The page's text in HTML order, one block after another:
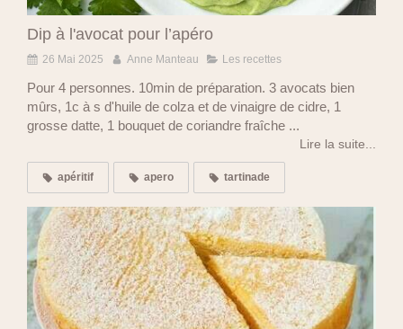
Dip à l'avocat pour l’apéro
26 Mai 2025 Anne Manteau Les recettes
Pour 4 personnes. 10min de préparation. 3 avocats bien
mûrs, 1c à s d'huile de colza et de vinaigre de cidre, 1
grosse datte, 1 bouquet de coriandre fraîche ...
Lire la suite...
apéritif apero tartinade